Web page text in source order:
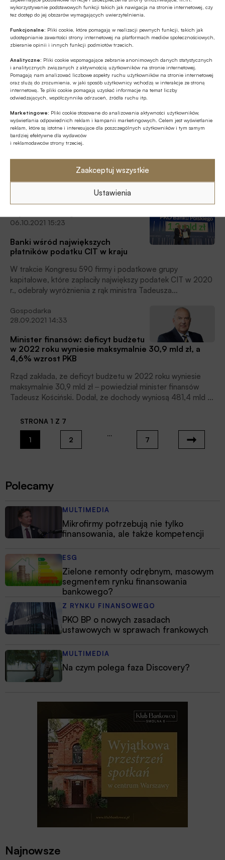
wykorzystywanie podstawowych funkcji takich jak nawigacja na stronie internetowej, czy
tez dostęp do jej obszarów wymagających uwierzytelnienia.
Funkcjonalne: Pliki cookie, które pomagają w realizacji pewnych funkcji, takich jak
udostępnianie zawartości strony internetowej na platformach mediów społecznościowych,
zbieranie opinii i innych funkcji podmiotów trzecich.
Analityczne: Pliki cookie wspomagające zebranie anonimowych danych statystycznych
i analitycznych związanych z aktywnością użytkowników na stronie internetowej.
Pomagają nam analizować liczbowe aspekty ruchu użytkowników na stronie internetowej
oraz służą do zrozumienia, w jaki sposób użytkownicy wchodzą w interakcje ze stroną
internetową. Te pliki cookie pomagają uzyskać informacje na temat liczby
odwiedzających, współczynnika odrzuceń, źródła ruchu itp.
Marketingowe: Pliki cookie stosowane do analizowania aktywności użytkowników,
wyświetlania odpowiednich reklam i kampanii marketingowych. Celem jest wyświetlanie
reklam, które są istotne i interesujące dla poszczególnych użytkowników i tym samym
bardziej efektywne dla wydawców
i reklamodawców strony trzeciej.
Zaakceptuj wszystkie
Ustawienia
które łączy karty oraz przelewy natychmiastowe pod jedną
marką.
Finanse osobiste
27.10.2021 14:47
Kredyty hipoteczne: nadal nie
będzie PIT od niektórych dochodów; dobra
wiadomość dla frankowiczów
Ministerstwo Finansów (MF) zdecydowało o przedłużeniu
zaniechania poboru PIT od niektórych dochodów
związanych z kredytami mieszkaniowymi, które obowiązuje
trwają wstępne prace koncepcyjne nad projektem
przepisów.
Bezgotówkowo
22.10.2021 07:30
60 procent Polaków płaci kartą,
Zasadniczym celem, do którego dąży zarówno Fundacja
Polska Bezgotówkowa, jak i Koalicja na rzecz Obrotu
Bezgotówkowego i Mikropłatności, jest suwerenność
płatnicza konsumenta. Polega ona na zapewnieniu prawa
– przekonywał dr Paweł Widawski, wiceprezes zarządu
Fundacji Polska Bezgotówkowa, podczas prezentacji
raportu, poświęconego rozwojowi rynku płatności
elektronicznych w Polsce.
06.10.2021 15:23
Banki wśród największych
płatników podatku CIT w kraju
W trakcie Kongresu 590 firmy i podatkowe grupy
kapitałowe, które zapłaciły największy podatek CIT w 2020
r., odebrały wyróżnienia z rąk ministra Tadeusza
Gospodarka
28.09.2021 14:33
Minister finansów: deficyt budżetu
w 2022 roku wyniesie maksymalnie 30,9 mld zł, a
4,6% wzrost PKB
Rząd zakłada, że deficyt budżetu w 2022 roku wyniesie
maksymalnie 30,9 mld zł ‒ powiedział minister finansów
Tadeusz Kościński. Dodał, że dochody wyniosą 481,4 mld zł,
STRONA 1 Z 7
1 2
…
7
Polecamy
MULTIMEDIA
Mikrofirmy potrzebują nie tylko
finansowania, ale także kompetencji
ESG
Zielone remonty odrębnym, masowym
segmentem rynku finansowania
bankowego?
Z RYNKU FINANSOWEGO
PKO BP o nowych zasadach
ustawowych w sprawach frankowych
MULTIMEDIA
Na czym polega faza Discovery?
Najnowsze